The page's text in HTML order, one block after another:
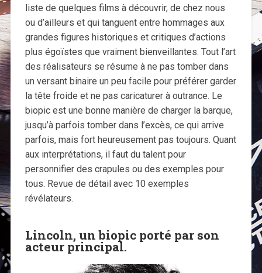
liste de quelques films à découvrir, de chez nous
ou d’ailleurs et qui tanguent entre hommages aux
grandes figures historiques et critiques d’actions
plus égoïstes que vraiment bienveillantes. Tout l’art
des réalisateurs se résume à ne pas tomber dans
un versant binaire un peu facile pour préférer garder
la tête froide et ne pas caricaturer à outrance. Le
biopic est une bonne manière de charger la barque,
jusqu’à parfois tomber dans l’excès, ce qui arrive
parfois, mais fort heureusement pas toujours. Quant
aux interprétations, il faut du talent pour
personnifier des crapules ou des exemples pour
tous. Revue de détail avec 10 exemples
révélateurs.
Lincoln, un biopic porté par son
acteur principal.